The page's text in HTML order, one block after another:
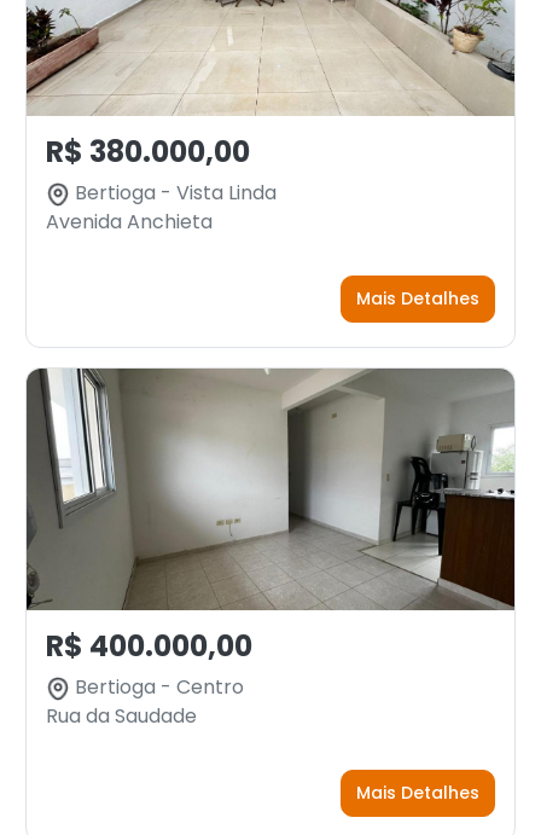
R$ 380.000,00
Bertioga - Vista Linda
Avenida Anchieta
Mais Detalhes
R$ 400.000,00
Bertioga - Centro
Rua da Saudade
Mais Detalhes